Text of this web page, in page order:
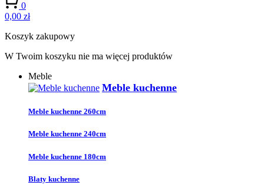
0
0,00 zł
Koszyk zakupowy
W Twoim koszyku nie ma więcej produktów
Meble
Meble kuchenne
Meble kuchenne 260cm
Meble kuchenne 240cm
Meble kuchenne 180cm
Blaty kuchenne